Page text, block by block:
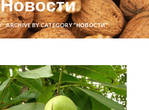
Новости
ARCHIVE BY CATEGORY "НОВОСТИ"